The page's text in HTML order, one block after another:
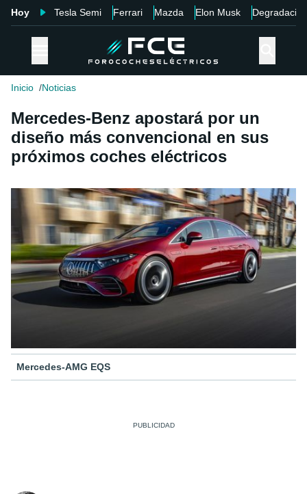
Hoy Tesla Semi Ferrari Mazda Elon Musk Degradación
Inicio Noticias
Mercedes-Benz apostará por un
diseño más convencional en sus
próximos coches eléctricos
Mercedes-AMG EQS